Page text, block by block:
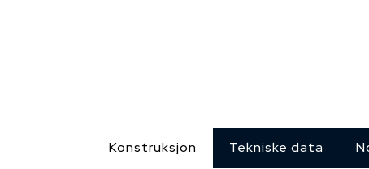
Konstruksjon Tekniske data